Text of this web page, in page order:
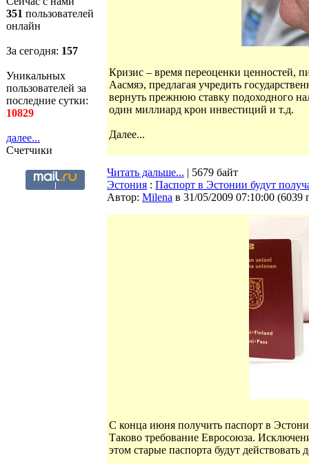
351 пользователей
онлайн
За сегодня: 157
Уникальных
пользователей за
последние сутки:
10829
далее...
Счетчики
Кризис – время переоценки ценностей,
Аасмяэ, предлагая учредить
вернуть прежнюю ставку подоходного
один миллиард крон инвестиций и т.д.
Далее...
Читать дальше... | 5679 байт
Эстония : Паспорт в Эстонии будут
Автор: Milena в 31/05/2009 07:10:00 (6039
C конца июня получить паспорт в
Таково требование Евросоюза.
этом старые паспорта будут действовать